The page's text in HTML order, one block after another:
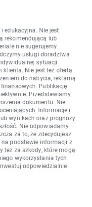
edukacyjna. Nie jest
rekomendującą lub
nie sugerujemy
usługi doradztwa
sytuacji
klienta. Nie jest też ofertą
do nabycia, reklamą
Publikację
Przedstawiamy
dokumentu. Nie
Informacje i
wynikach oraz prognozy
Nie odpowiadamy
za to, że zdecydujesz
podstawie informacji z
też za szkody, które mogą
wykorzystania tych
odpowiedzialnie.